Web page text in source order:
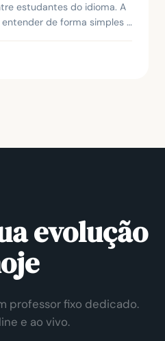
estudantes do idioma. A
de forma simples e
evolução
professor fixo dedicado.
e ao vivo.